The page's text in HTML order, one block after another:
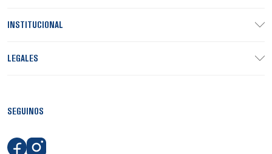
INSTITUCIONAL
LEGALES
SEGUINOS